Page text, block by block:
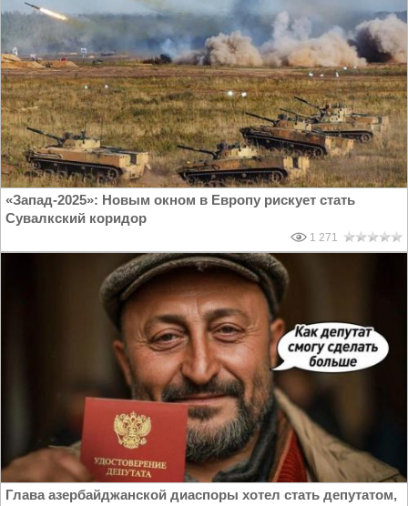
«Запад-2025»: Новым окном в Европу рискует стать
Сувалкский коридор
1 271
Глава азербайджанской диаспоры хотел стать депутатом,